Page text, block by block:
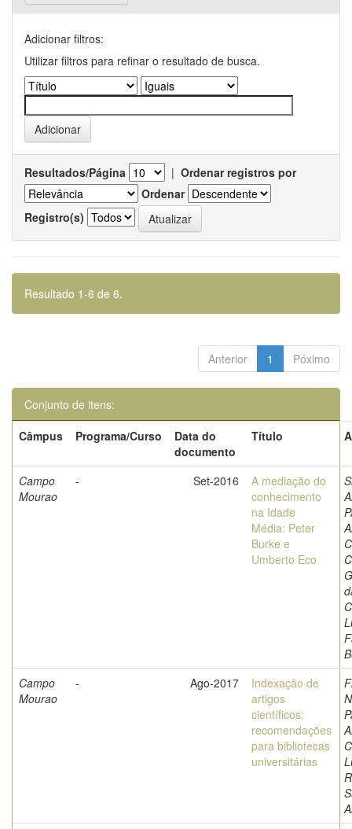
Adicionar filtros:
Utilizar filtros para refinar o resultado de busca.
Resultados/Página | Ordenar registros por
Ordenar
Registro(s)
Resultado 1-6 de 6.
Anterior 1 Póximo
Conjunto de itens:
Câmpus
Programa/Curso
Data do
documento
Título
Campo
Mourao
- Set-2016
A mediação do
conhecimento
na Idade
Média: Peter
Burke e
Umberto Eco
Campo
Mourao
- Ago-2017
Indexação de
artigos
científicos:
recomendações
para bibliotecas
universitárias